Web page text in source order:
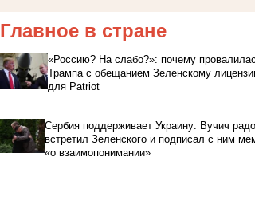
Главное в стране
«Россию? На слабо?»: почему
Трампа с обещанием Зеленскому
для Patriot
Сербия поддерживает Украину: Вучич
встретил Зеленского и подписал с ним
«о взаимопонимании»